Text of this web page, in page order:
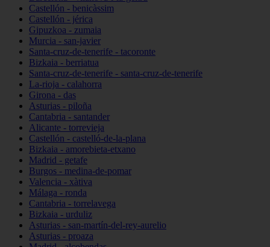
Castellón - benicàssim
Castellón - jérica
Gipuzkoa - zumaia
Murcia - san-javier
Santa-cruz-de-tenerife - tacoronte
Bizkaia - berriatua
Santa-cruz-de-tenerife - santa-cruz-de-tenerife
La-rioja - calahorra
Girona - das
Asturias - piloña
Cantabria - santander
Alicante - torrevieja
Castellón - castelló-de-la-plana
Bizkaia - amorebieta-etxano
Madrid - getafe
Burgos - medina-de-pomar
Valencia - xàtiva
Málaga - ronda
Cantabria - torrelavega
Bizkaia - urduliz
Asturias - san-martín-del-rey-aurelio
Asturias - proaza